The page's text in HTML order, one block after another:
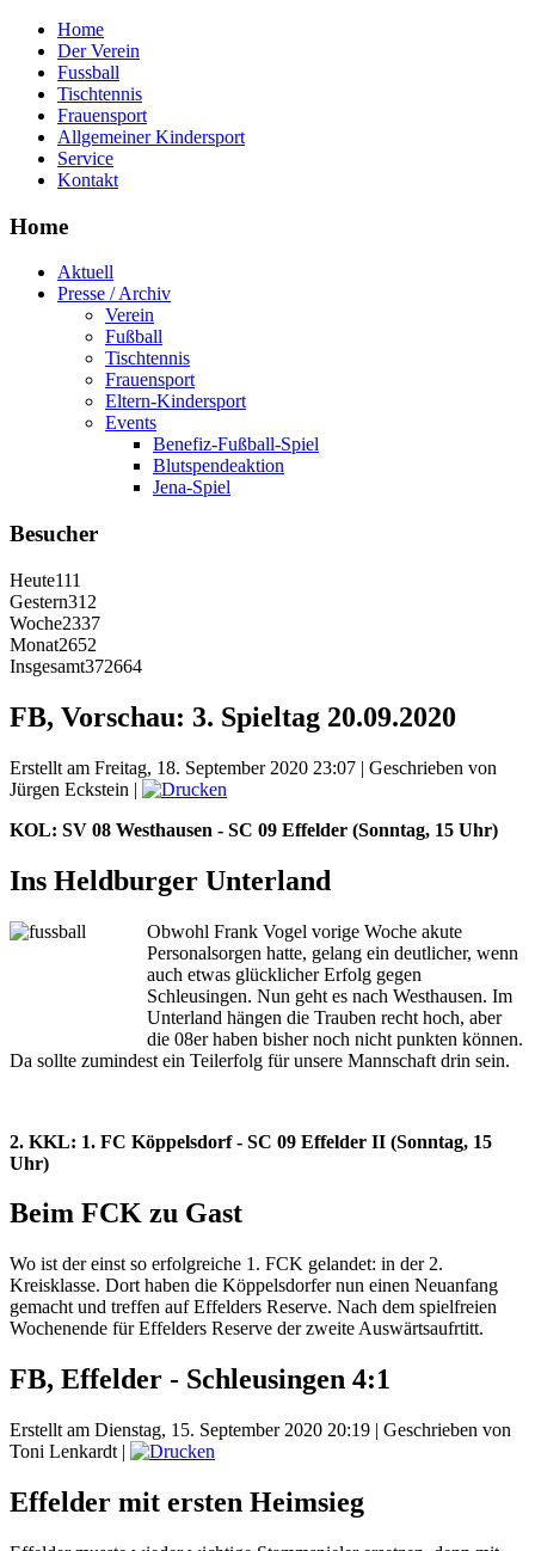
Home
Der Verein
Fussball
Tischtennis
Frauensport
Allgemeiner Kindersport
Service
Kontakt
Home
Aktuell
Presse / Archiv
Verein
Fußball
Tischtennis
Frauensport
Eltern-Kindersport
Events
Benefiz-Fußball-Spiel
Blutspendeaktion
Jena-Spiel
Besucher
Heute111
Gestern312
Woche2337
Monat2652
Insgesamt372664
FB, Vorschau: 3. Spieltag 20.09.2020
Erstellt am Freitag, 18. September 2020 23:07 | Geschrieben von
Jürgen Eckstein |
KOL: SV 08 Westhausen - SC 09 Effelder (Sonntag, 15 Uhr)
Ins Heldburger Unterland
Obwohl Frank Vogel vorige Woche akute
Personalsorgen hatte, gelang ein deutlicher, wenn
auch etwas glücklicher Erfolg gegen
Schleusingen. Nun geht es nach Westhausen. Im
Unterland hängen die Trauben recht hoch, aber
die 08er haben bisher noch nicht punkten können.
Da sollte zumindest ein Teilerfolg für unsere Mannschaft drin sein.
2. KKL: 1. FC Köppelsdorf - SC 09 Effelder II (Sonntag, 15
Uhr)
Beim FCK zu Gast
Wo ist der einst so erfolgreiche 1. FCK gelandet: in der 2.
Kreisklasse. Dort haben die Köppelsdorfer nun einen Neuanfang
gemacht und treffen auf Effelders Reserve. Nach dem spielfreien
Wochenende für Effelders Reserve der zweite Auswärtsaufrtitt.
FB, Effelder - Schleusingen 4:1
Erstellt am Dienstag, 15. September 2020 20:19 | Geschrieben von
Toni Lenkardt |
Effelder mit ersten Heimsieg